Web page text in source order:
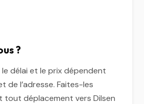
?
délai et le prix dépendent
de l’adresse. Faites-les
tout déplacement vers Dilsen